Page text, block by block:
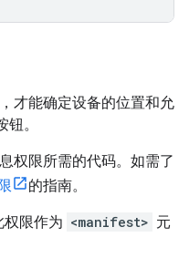
才能确定设备的位置和允
。
权限所需的代码。如需了
的指南。
权限作为 <manifest> 元